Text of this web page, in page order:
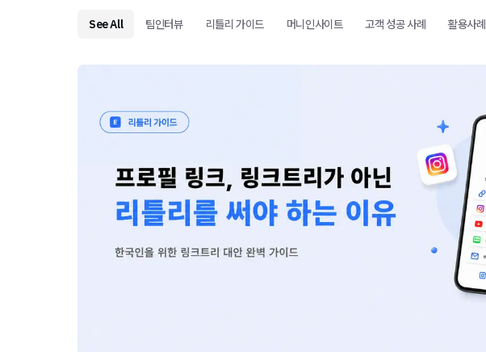
See All 팀인터뷰 리틀리 가이드 머니인사이트 고객 성공 사례 활용사례